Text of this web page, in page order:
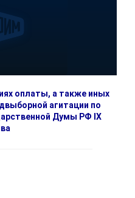
оплаты, а также иных
агитации по
Думы РФ IX